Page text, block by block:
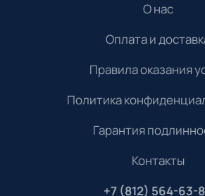
О нас
Оплата и
Правила оказания
Политика
Гарантия
Контакты
+7 (812) 564-63-